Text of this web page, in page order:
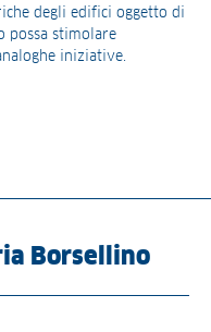
degli edifici oggetto di
possa stimolare
iniziative.
Borsellino